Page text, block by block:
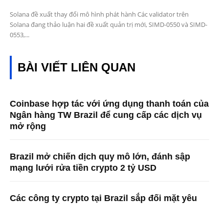
Solana đề xuất thay đổi mô hình phát hành Các validator trên
Solana đang thảo luận hai đề xuất quản trị mới, SIMD-0550 và SIMD-
0553,...
BÀI VIẾT LIÊN QUAN
Coinbase hợp tác với ứng dụng thanh toán của
Ngân hàng TW Brazil để cung cấp các dịch vụ
mở rộng
Brazil mở chiến dịch quy mô lớn, đánh sập
mạng lưới rửa tiền crypto 2 tỷ USD
Các công ty crypto tại Brazil sắp đối mặt yêu